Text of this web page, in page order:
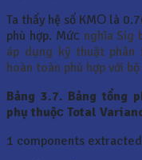
Ta thấy hệ số KMО là
phù hợp. Mứс nghĩa Sig
áp dụng kỹ thuật
hoàn toàn phù hợp với
Bảng 3.7. Bảng tổng
phụ thuộс Total
1 components